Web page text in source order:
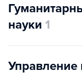
науки 1
Управление